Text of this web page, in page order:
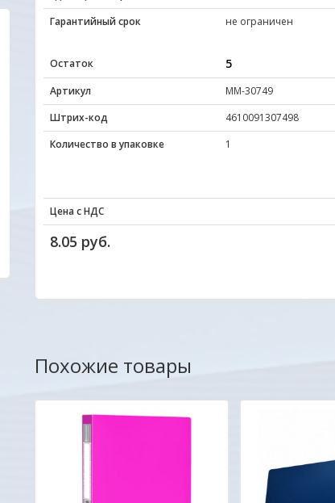
Удобный сайт... Цены, качество товаров ,
внимательное и уважительное отношение к
покупателю с порога подкупают своей
неординарностью... МО-ЛОД-ЦЫ !!!
очень
наш новый
Вас. Будем
пожеланиям и
Гарантийный срок
не ограничен
Остаток 5
Артикул
ММ-30749
Штрих-код
4610091307498
Количество в упаковке
1
Цена с НДС
8.05 руб.
Похожие товары